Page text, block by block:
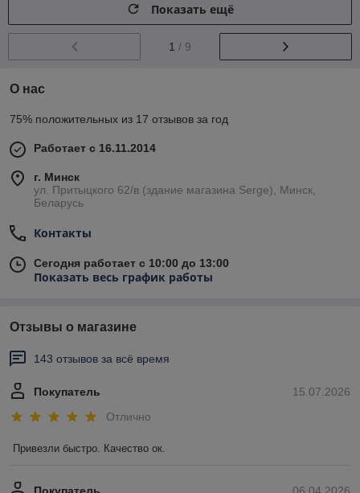
Показать ещё
1 / 9
О нас
75% положительных из 17 отзывов за год
Работает с 16.11.2014
г. Минск
ул. Притыцкого 62/в (здание магазина Serge), Минск,
Беларусь
Контакты
Сегодня работает с 10:00 до 13:00
Показать весь график работы
Отзывы о магазине
143 отзывов за всё время
15.07.2026
Покупатель
Отлично
Привезли быстро. Качество ок.